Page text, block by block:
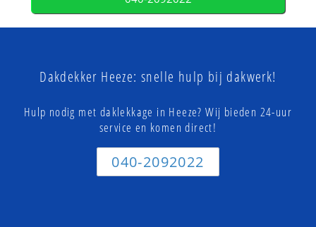
Dakdekker Heeze: snelle hulp bij dakwerk!
Hulp nodig met daklekkage in Heeze? Wij bieden 24-uur
service en komen direct!
040-2092022